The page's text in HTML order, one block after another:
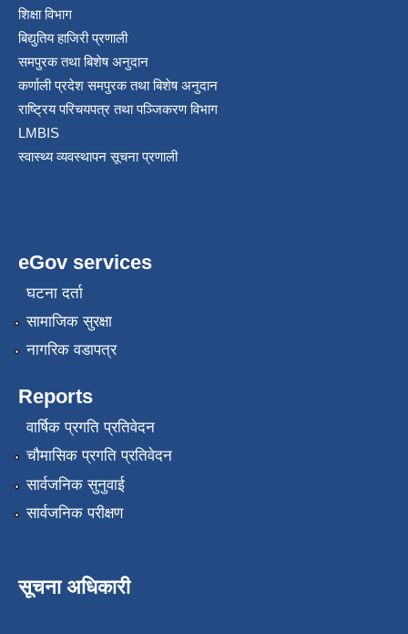
शिक्षा विभाग
बिद्युतिय हाजिरी प्रणाली
समपुरक तथा बिशेष अनुदान
कर्णाली प्रदेश समपुरक तथा बिशेष अनुदान
राष्ट्रिय परिचयपत्र तथा पञ्जिकरण विभाग
LMBIS
स्वास्थ्य व्यवस्थापन सूचना प्रणाली
eGov services
घटना दर्ता
सामाजिक सुरक्षा
नागरिक वडापत्र
Reports
वार्षिक प्रगति प्रतिवेदन
चौमासिक प्रगति प्रतिवेदन
सार्वजनिक सुनुवाई
सार्वजनिक परीक्षण
सूचना अधिकारी